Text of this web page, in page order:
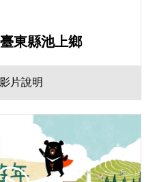
東縣池上鄉
影片說明